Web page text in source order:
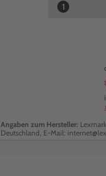
1
Angaben zum Hersteller:
Deutschland, E-Mail: